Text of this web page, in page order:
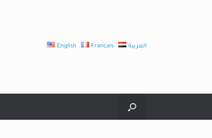
English Français العربية